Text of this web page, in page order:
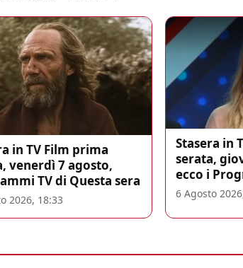
in TV Film prima
venerdì 7 agosto,
TV di Questa sera
2026, 18:33
Stasera in
serata,
ecco i
6 Agosto